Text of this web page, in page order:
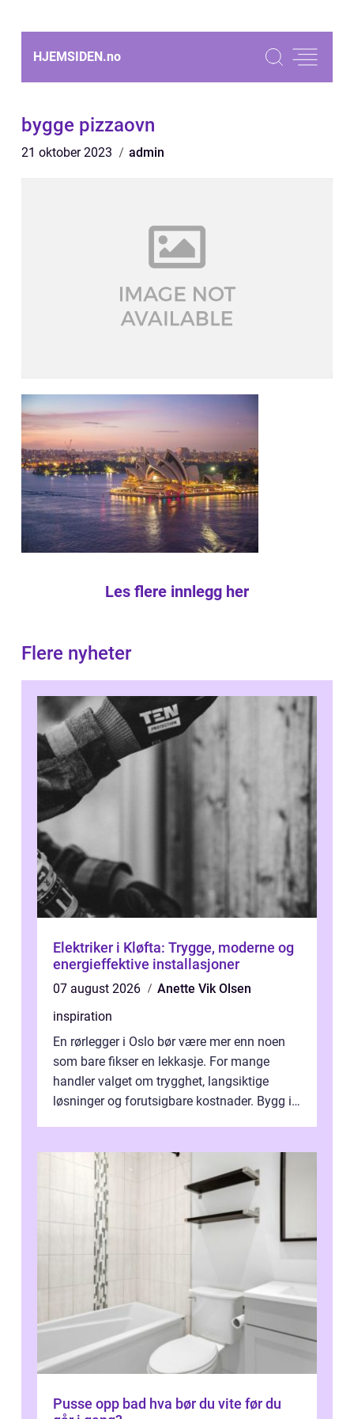
HJEMSIDEN.no
bygge pizzaovn
21 oktober 2023 admin
Les flere innlegg her
Flere nyheter
Elektriker i Kløfta: Trygge, moderne og
energieffektive installasjoner
07 august 2026
Anette Vik Olsen
inspiration
En rørlegger i Oslo bør være mer enn noen
som bare fikser en lekkasje. For mange
handler valget om trygghet, langsiktige
løsninger og forutsigbare kostnader. Bygg i
Pusse opp bad hva bør du vite før du